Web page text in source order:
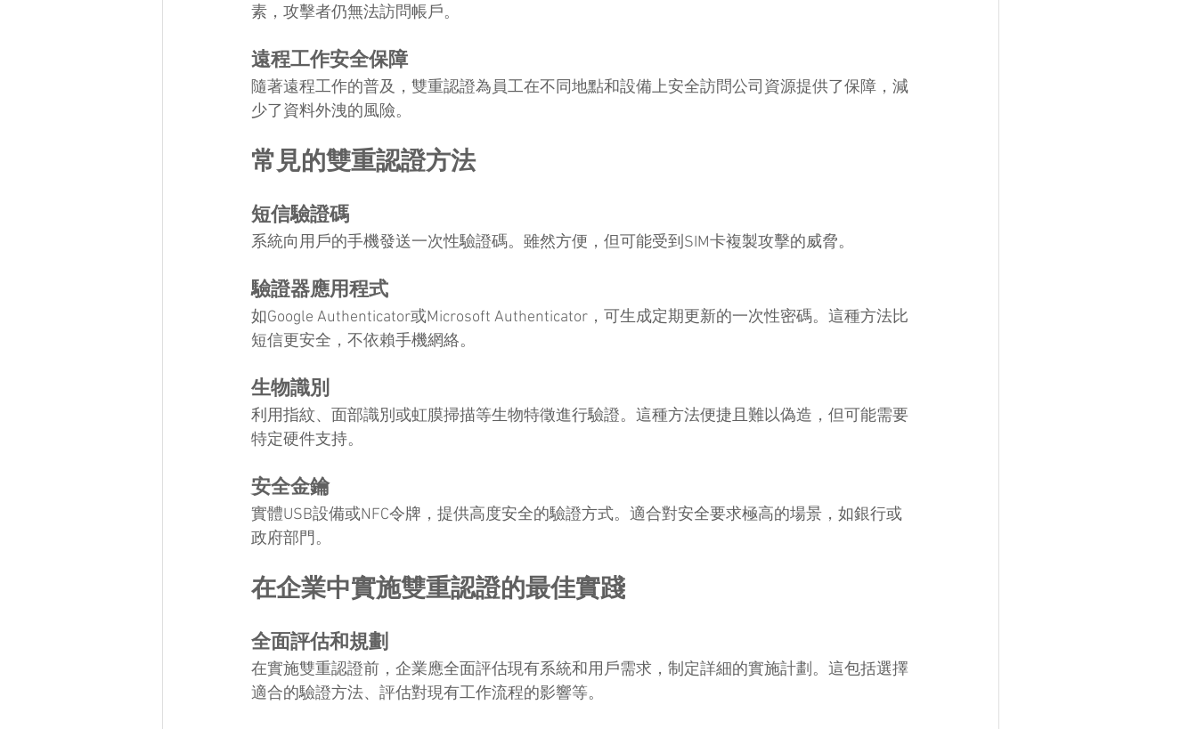
素，攻擊者仍無法訪問帳戶。
遠程工作安全保障
隨著遠程工作的普及，雙重認證為員工在不同地點和設備上安全訪問公司資源提供了保障，減
少了資料外洩的風險。
常見的雙重認證方法
短信驗證碼
系統向用戶的手機發送一次性驗證碼。雖然方便，但可能受到SIM卡複製攻擊的威脅。
驗證器應用程式
如Google Authenticator或Microsoft Authenticator，可生成定期更新的一次性密碼。這種方法比
短信更安全，不依賴手機網絡。
生物識別
利用指紋、面部識別或虹膜掃描等生物特徵進行驗證。這種方法便捷且難以偽造，但可能需要
特定硬件支持。
安全金鑰
實體USB設備或NFC令牌，提供高度安全的驗證方式。適合對安全要求極高的場景，如銀行或
政府部門。
在企業中實施雙重認證的最佳實踐
全面評估和規劃
在實施雙重認證前，企業應全面評估現有系統和用戶需求，制定詳細的實施計劃。這包括選擇
適合的驗證方法、評估對現有工作流程的影響等。